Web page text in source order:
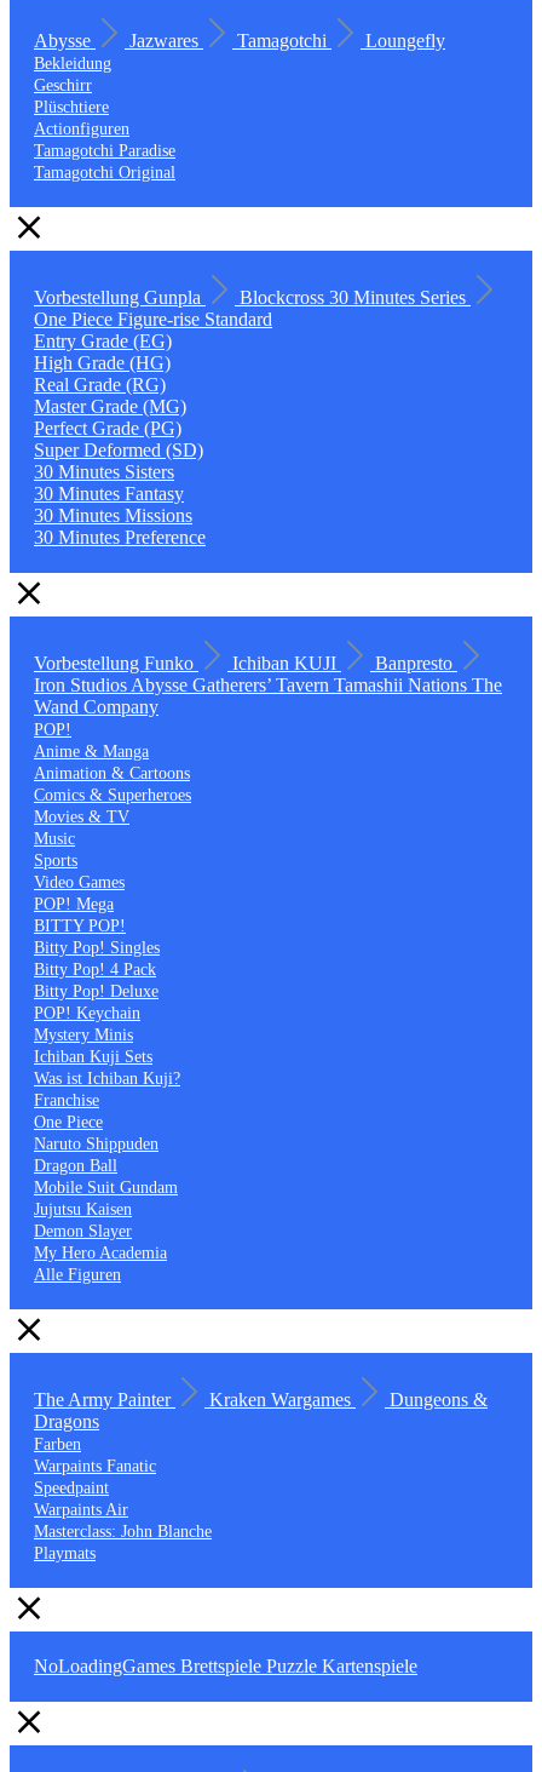
Abysse Jazwares Tamagotchi Loungefly
Bekleidung
Geschirr
Plüschtiere
Actionfiguren
Tamagotchi Paradise
Tamagotchi Original
Vorbestellung Gunpla Blockcross 30 Minutes Series
One Piece Figure-rise Standard
Entry Grade (EG)
High Grade (HG)
Real Grade (RG)
Master Grade (MG)
Perfect Grade (PG)
Super Deformed (SD)
30 Minutes Sisters
30 Minutes Fantasy
30 Minutes Missions
30 Minutes Preference
Vorbestellung Funko Ichiban KUJI
Banpresto
Iron Studios Abysse Gatherers’ Tavern Tamashii Nations The
Wand Company
POP!
Anime & Manga
Animation & Cartoons
Comics & Superheroes
Movies & TV
Music
Sports
Video Games
POP! Mega
BITTY POP!
Bitty Pop! Singles
Bitty Pop! 4 Pack
Bitty Pop! Deluxe
POP! Keychain
Mystery Minis
Ichiban Kuji Sets
Was ist Ichiban Kuji?
Franchise
One Piece
Naruto Shippuden
Dragon Ball
Mobile Suit Gundam
Jujutsu Kaisen
Demon Slayer
My Hero Academia
Alle Figuren
The Army Painter Kraken Wargames
Dungeons &
Dragons
Farben
Warpaints Fanatic
Speedpaint
Warpaints Air
Masterclass: John Blanche
Playmats
NoLoadingGames Brettspiele Puzzle Kartenspiele